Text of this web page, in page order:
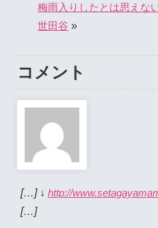
梅雨入りしたとは思えな
世田谷 »
コメント
[…] ↓ http://
[…]